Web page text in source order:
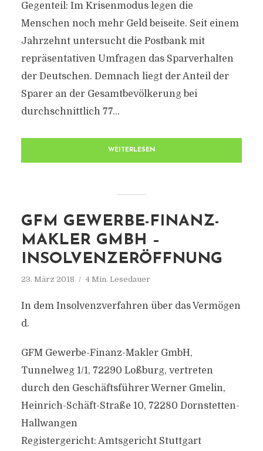
Gegenteil: Im Krisenmodus legen die
Menschen noch mehr Geld beiseite. Seit einem
Jahrzehnt untersucht die Postbank mit
repräsentativen Umfragen das Sparverhalten
der Deutschen. Demnach liegt der Anteil der
Sparer an der Gesamtbevölkerung bei
durchschnittlich 77...
WEITERLESEN
GFM GEWERBE-FINANZ-
MAKLER GMBH –
INSOLVENZERÖFFNUNG
23. März 2018 4 Min. Lesedauer
In dem Insolvenzverfahren über das Vermögen
d.
GFM Gewerbe-Finanz-Makler GmbH,
Tunnelweg 1/1, 72290 Loßburg, vertreten
durch den Geschäftsführer Werner Gmelin,
Heinrich-Schäft-Straße 10, 72280 Dornstetten-
Hallwangen
Registergericht: Amtsgericht Stuttgart